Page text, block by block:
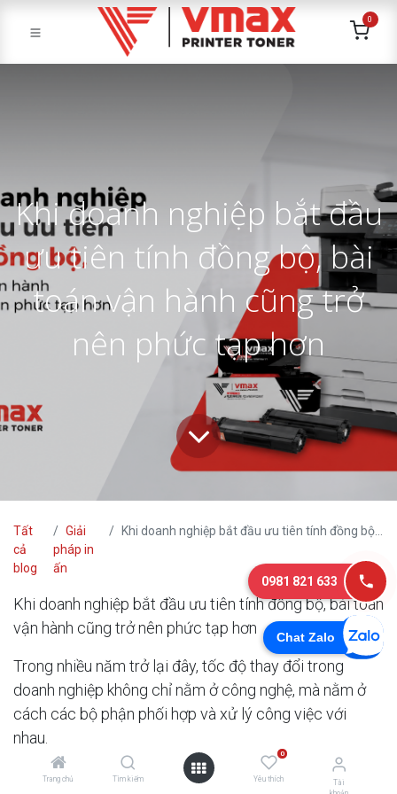
Trang chủ Tìm kiếm
0
Yêu thích
Tài
0
Khi doanh nghiệp bắt đầu
ưu tiên tính đồng bộ, bài
toán vận hành cũng trở
nên phức tạp hơn
Tất
cả
blog
Giải
pháp in
ấn
Khi doanh nghiệp bắt đầu ưu tiên tính đồng bộ, bài toán vận hành cũng trở nên phức tạp hơn
Khi doanh nghiệp bắt đầu ưu tiên tính đồng bộ, bài toán
vận hành cũng trở nên phức tạp hơn
Trong nhiều năm trở lại đây, tốc độ thay đổi trong
doanh nghiệp không chỉ nằm ở công nghệ, mà nằm ở
cách các bộ phận phối hợp và xử lý công việc với
nhau.
Trước đây, nhiều doanh nghiệp có thể vận hành theo
Chat Zalo
0981 821 633